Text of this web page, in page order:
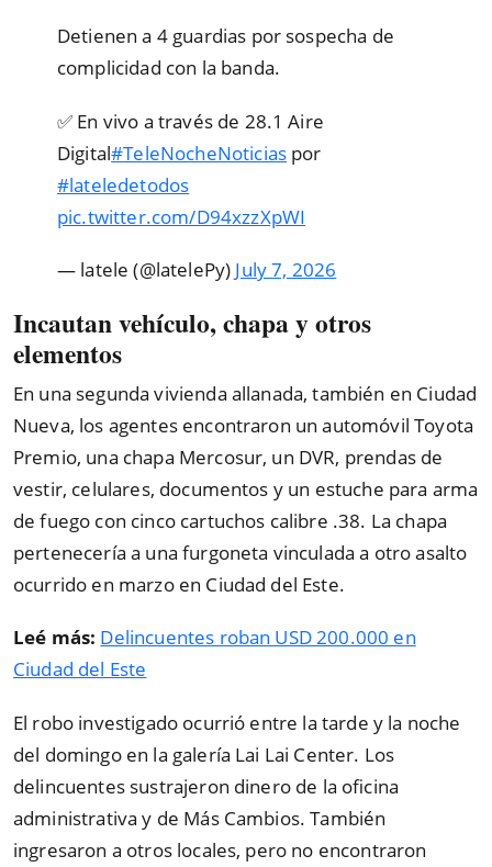
Detienen a 4 guardias por sospecha de
complicidad con la banda.
✅ En vivo a través de 28.1 Aire
Digital#TeleNocheNoticias por
#lateledetodos
pic.twitter.com/D94xzzXpWI
— latele (@latelePy) July 7, 2026
Incautan vehículo, chapa y otros
elementos
En una segunda vivienda allanada, también en Ciudad
Nueva, los agentes encontraron un automóvil Toyota
Premio, una chapa Mercosur, un DVR, prendas de
vestir, celulares, documentos y un estuche para arma
de fuego con cinco cartuchos calibre .38. La chapa
pertenecería a una furgoneta vinculada a otro asalto
ocurrido en marzo en Ciudad del Este.
Leé más: Delincuentes roban USD 200.000 en
Ciudad del Este
El robo investigado ocurrió entre la tarde y la noche
del domingo en la galería Lai Lai Center. Los
delincuentes sustrajeron dinero de la oficina
administrativa y de Más Cambios. También
ingresaron a otros locales, pero no encontraron